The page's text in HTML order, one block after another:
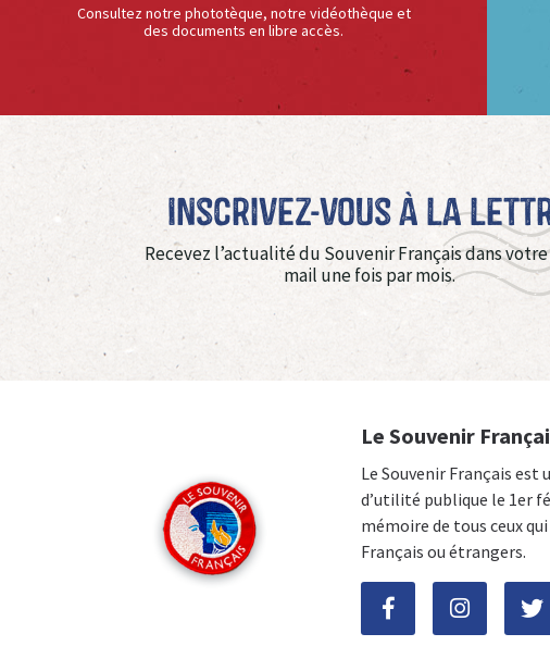
Consultez notre phototèque, notre vidéothèque et
des documents en libre accès.
Inscrivez-vous à La
Recevez l’actualité du Souvenir Français dans
mail une fois par mois.
Le Souvenir
Le Souvenir Français est
d’utilité publique le 1er
mémoire de tous ceux
Français ou étrangers.